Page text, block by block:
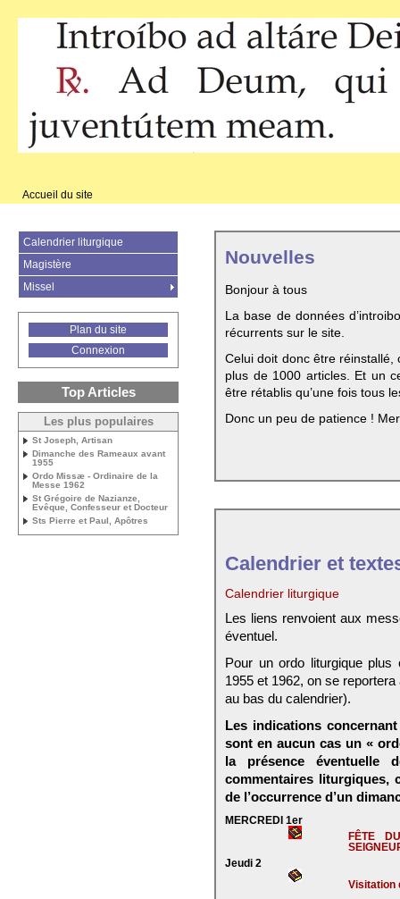
Accueil du site
Nouvelles
Bonjour à tous
La base de données
récurrents sur le site.
Celui doit donc être
plus de 1000 articles. Et un
être rétablis qu’une fois tous
Donc un peu de patience !
Calendrier et
Calendrier liturgique
Les liens renvoient aux
éventuel.
Pour un ordo liturgique plus
1955 et 1962, on se
au bas du calendrier).
Les indications
sont en aucun cas un «
la présence éventuelle
commentaires liturgiques,
de l’occurrence d’un
MERCREDI 1er
FÊTE
Jeudi 2
Visitation
Calendrier liturgique
Magistère
Missel
Plan du site
Connexion
Top Articles
Les plus populaires
St Joseph, Artisan
Dimanche des Rameaux avant
1955
Ordo Missæ - Ordinaire de la
Messe 1962
St Grégoire de Nazianze,
Evêque, Confesseur et Docteur
Sts Pierre et Paul, Apôtres